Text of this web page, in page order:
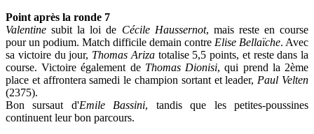
Point après la ronde 7
Valentine subit la loi de Cécile Haussernot, mais reste en course
pour un podium. Match difficile demain contre Elise Bellaïche. Avec
sa victoire du jour, Thomas Arizatotalise 5,5 points, et reste dans la
course. Victoire également de Thomas Dionisi, qui prend la 2ème
place et affrontera samedi le champion sortant et leader, Paul Velten
(2375).
Bon sursaut d'Emile Bassini, tandis que les petites-poussines
continuent leur bon parcours.